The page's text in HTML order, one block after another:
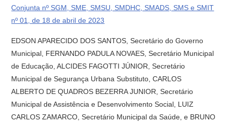
Conjunta nº SGM, SME, SMSU, SMDHC, SMADS, SMS e SMIT
nº 01, de 18 de abril de 2023
EDSON APARECIDO DOS SANTOS, Secretário do Governo
Municipal, FERNANDO PADULA NOVAES, Secretário Municipal
de Educação, ALCIDES FAGOTTI JÚNIOR, Secretário
Municipal de Segurança Urbana Substituto, CARLOS
ALBERTO DE QUADROS BEZERRA JUNIOR, Secretário
Municipal de Assistência e Desenvolvimento Social, LUIZ
CARLOS ZAMARCO, Secretário Municipal da Saúde, e BRUNO